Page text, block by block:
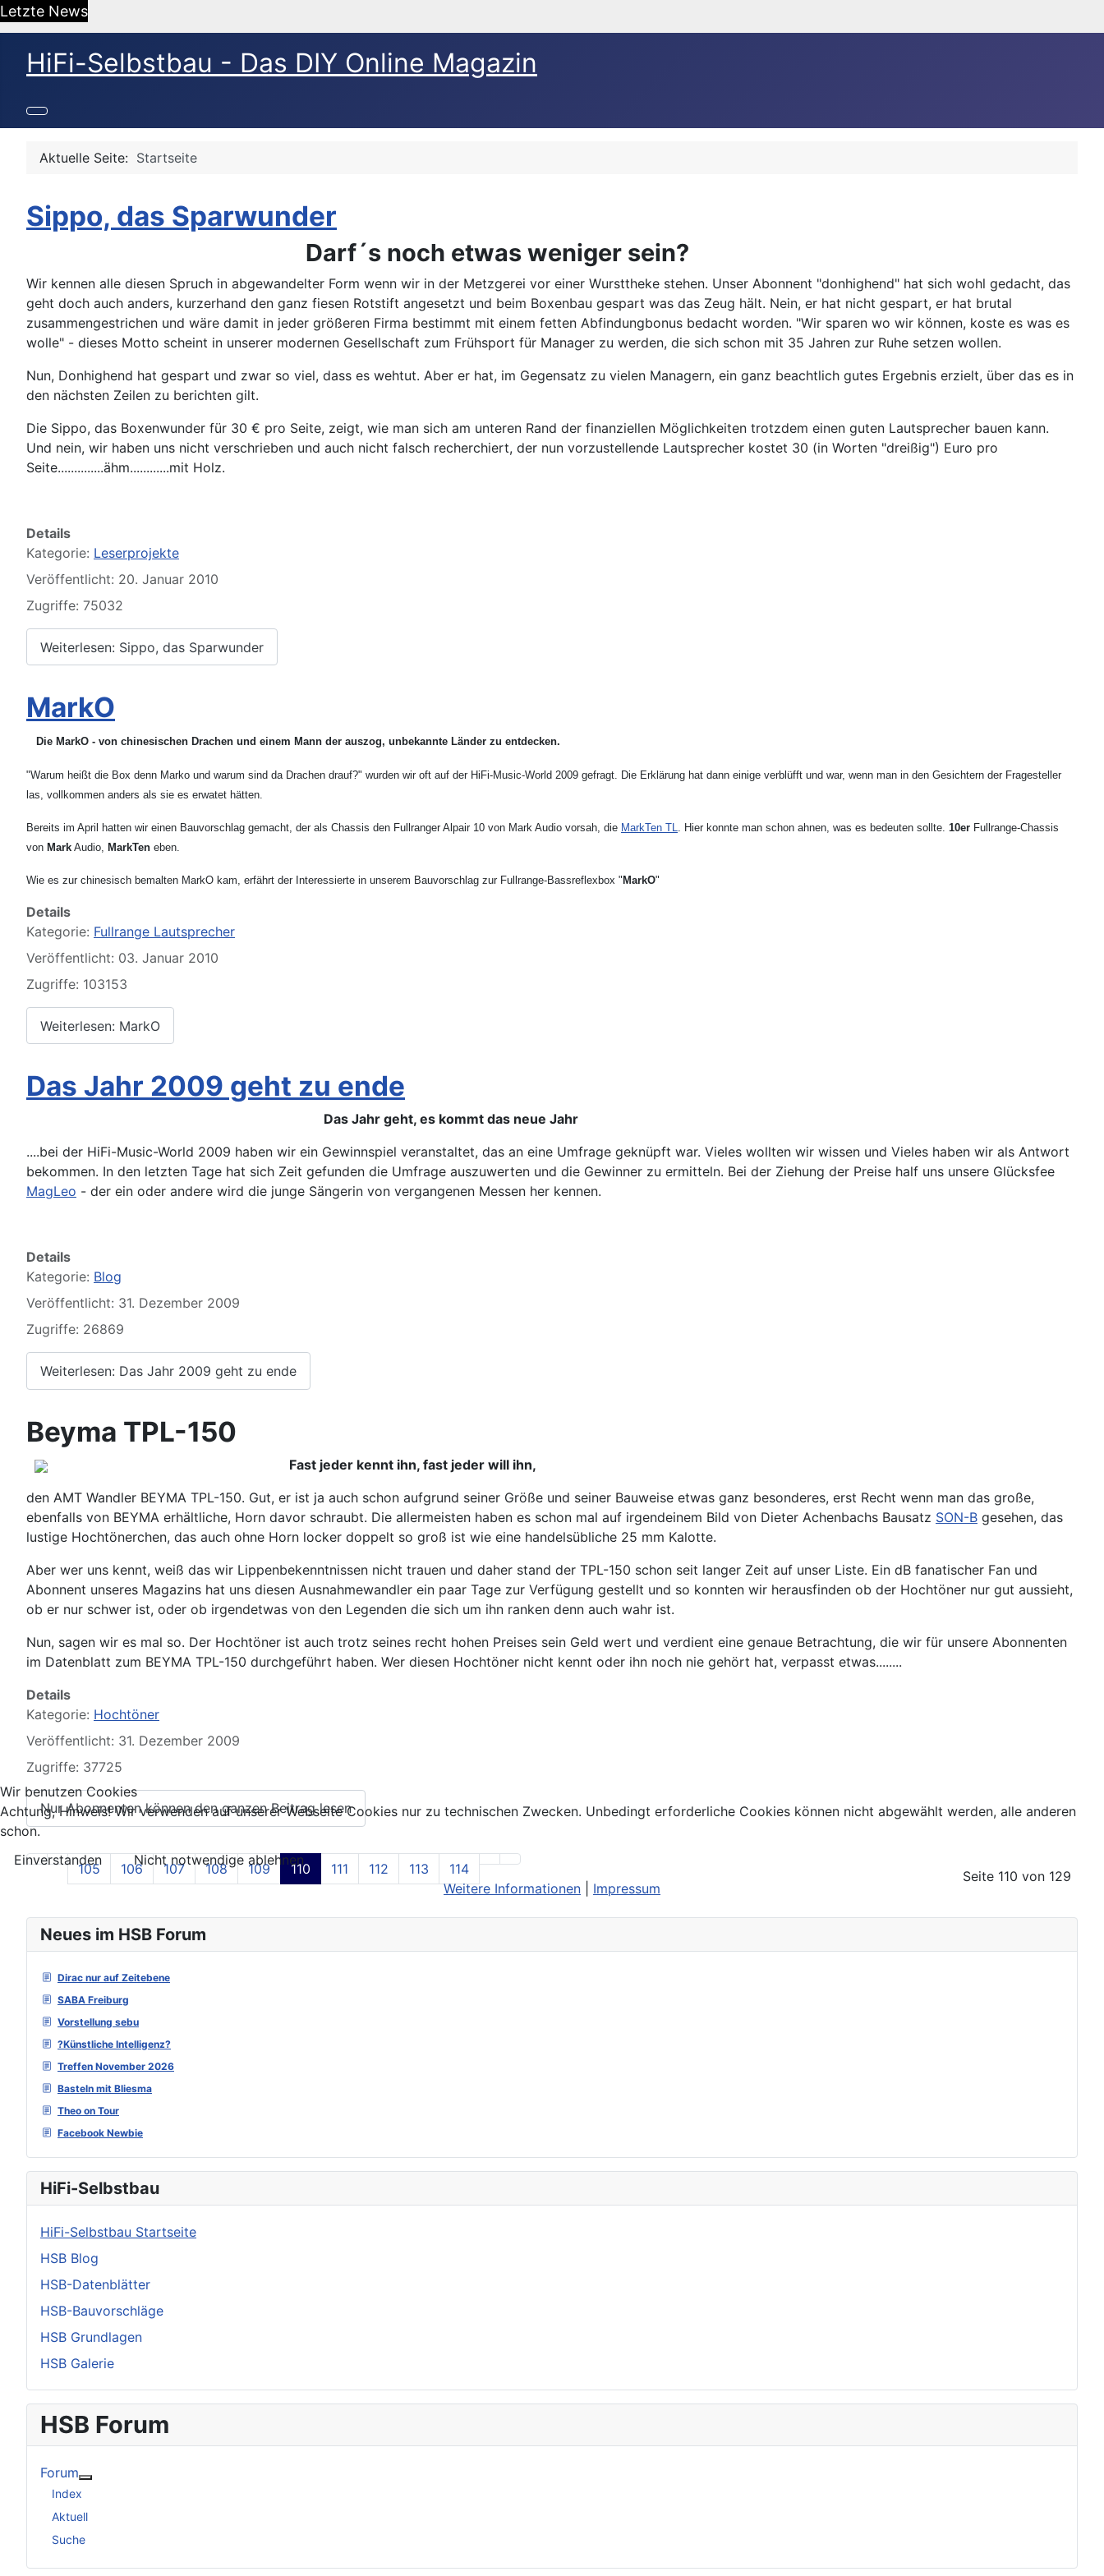
Letzte News
HiFi-Selbstbau - Das DIY Online Magazin
Neues im HSB Forum
Dirac nur auf Zeitebene
SABA Freiburg
Vorstellung sebu
?Künstliche Intelligenz?
Treffen November 2026
Basteln mit Bliesma
Theo on Tour
Facebook Newbie
HiFi-Selbstbau
HiFi-Selbstbau Startseite
HSB Blog
HSB-Datenblätter
HSB-Bauvorschläge
HSB Grundlagen
HSB Galerie
HSB Forum
Forum
Index
Aktuell
Suche
Aktuelle Seite: Startseite
Sippo, das Sparwunder
Darf´s noch etwas weniger sein?
Wir kennen alle diesen Spruch in abgewandelter Form wenn wir in der Metzgerei vor einer Wursttheke stehen. Unser Abonnent "donhighend" hat sich wohl gedacht, das
geht doch auch anders, kurzerhand den ganz fiesen Rotstift angesetzt und beim Boxenbau gespart was das Zeug hält. Nein, er hat nicht gespart, er hat brutal
zusammengestrichen und wäre damit in jeder größeren Firma bestimmt mit einem fetten Abfindungbonus bedacht worden. "Wir sparen wo wir können, koste es was es
wolle" - dieses Motto scheint in unserer modernen Gesellschaft zum Frühsport für Manager zu werden, die sich schon mit 35 Jahren zur Ruhe setzen wollen.
Nun, Donhighend hat gespart und zwar so viel, dass es wehtut. Aber er hat, im Gegensatz zu vielen Managern, ein ganz beachtlich gutes Ergebnis erzielt, über das es in
den nächsten Zeilen zu berichten gilt.
Die Sippo, das Boxenwunder für 30 € pro Seite, zeigt, wie man sich am unteren Rand der finanziellen Möglichkeiten trotzdem einen guten Lautsprecher bauen kann.
Und nein, wir haben uns nicht verschrieben und auch nicht falsch recherchiert, der nun vorzustellende Lautsprecher kostet 30 (in Worten "dreißig") Euro pro
Seite..............ähm............mit Holz.
Details
Kategorie: Leserprojekte
Veröffentlicht: 20. Januar 2010
Zugriffe: 75032
Weiterlesen: Sippo, das Sparwunder
MarkO
Die MarkO - von chinesischen Drachen und einem Mann der auszog, unbekannte Länder zu entdecken.
"Warum heißt die Box denn Marko und warum sind da Drachen drauf?" wurden wir oft auf der HiFi-Music-World 2009 gefragt. Die Erklärung hat dann einige verblüfft und war, wenn man in den Gesichtern der Fragesteller
las, vollkommen anders als sie es erwatet hätten.
Bereits im April hatten wir einen Bauvorschlag gemacht, der als Chassis den Fullranger Alpair 10 von Mark Audio vorsah, die MarkTen TL. Hier konnte man schon ahnen, was es bedeuten sollte. 10er Fullrange-Chassis
von Mark Audio, MarkTen eben.
Wie es zur chinesisch bemalten MarkO kam, erfährt der Interessierte in unserem Bauvorschlag zur Fullrange-Bassreflexbox " MarkO"
Details
Kategorie: Fullrange Lautsprecher
Veröffentlicht: 03. Januar 2010
Zugriffe: 103153
Weiterlesen: MarkO
Das Jahr 2009 geht zu ende
Das Jahr geht, es kommt das neue Jahr
....bei der HiFi-Music-World 2009 haben wir ein Gewinnspiel veranstaltet, das an eine Umfrage geknüpft war. Vieles wollten wir wissen und Vieles haben wir als Antwort
bekommen. In den letzten Tage hat sich Zeit gefunden die Umfrage auszuwerten und die Gewinner zu ermitteln. Bei der Ziehung der Preise half uns unsere Glücksfee
MagLeo - der ein oder andere wird die junge Sängerin von vergangenen Messen her kennen.
Details
Kategorie: Blog
Veröffentlicht: 31. Dezember 2009
Zugriffe: 26869
Weiterlesen: Das Jahr 2009 geht zu ende
Beyma TPL-150
Fast jeder kennt ihn, fast jeder will ihn,
den AMT Wandler BEYMA TPL-150. Gut, er ist ja auch schon aufgrund seiner Größe und seiner Bauweise etwas ganz besonderes, erst Recht wenn man das große,
ebenfalls von BEYMA erhältliche, Horn davor schraubt. Die allermeisten haben es schon mal auf irgendeinem Bild von Dieter Achenbachs Bausatz SON-B gesehen, das
lustige Hochtönerchen, das auch ohne Horn locker doppelt so groß ist wie eine handelsübliche 25 mm Kalotte.
Aber wer uns kennt, weiß das wir Lippenbekenntnissen nicht trauen und daher stand der TPL-150 schon seit langer Zeit auf unser Liste. Ein dB fanatischer Fan und
Abonnent unseres Magazins hat uns diesen Ausnahmewandler ein paar Tage zur Verfügung gestellt und so konnten wir herausfinden ob der Hochtöner nur gut aussieht,
ob er nur schwer ist, oder ob irgendetwas von den Legenden die sich um ihn ranken denn auch wahr ist.
Nun, sagen wir es mal so. Der Hochtöner ist auch trotz seines recht hohen Preises sein Geld wert und verdient eine genaue Betrachtung, die wir für unsere Abonnenten
im Datenblatt zum BEYMA TPL-150 durchgeführt haben. Wer diesen Hochtöner nicht kennt oder ihn noch nie gehört hat, verpasst etwas........
Details
Kategorie: Hochtöner
Veröffentlicht: 31. Dezember 2009
Zugriffe: 37725
Nur Abonnenten können den ganzen Beitrag lesen
Seite 110 von 129
105 106 107 108 109 110 111 112 113 114
Wir benutzen Cookies
Achtung, Hinweis! Wir verwenden auf unserer Webseite Cookies nur zu technischen Zwecken. Unbedingt erforderliche Cookies können nicht abgewählt werden, alle anderen
schon.
Einverstanden
Nicht notwendige ablehnen
Weitere Informationen
Impressum